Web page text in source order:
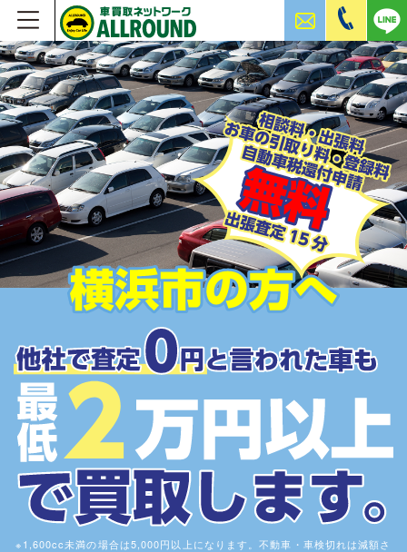
※1,600cc未満の場合は5,000円以上になります。不動車・車検切れは減額さ